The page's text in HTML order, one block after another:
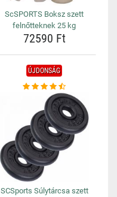
ScSPORTS Boksz szett
felnőtteknek 25 kg
72590 Ft
ÚJDONSÁG
SCSports Súlytárcsa szett